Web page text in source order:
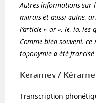
Autres informations sur
marais et aussi aulne,
l’article « ar », le, la, les
Comme bien souvent,
toponymie a été francisé
Kerarnev /
Transcription